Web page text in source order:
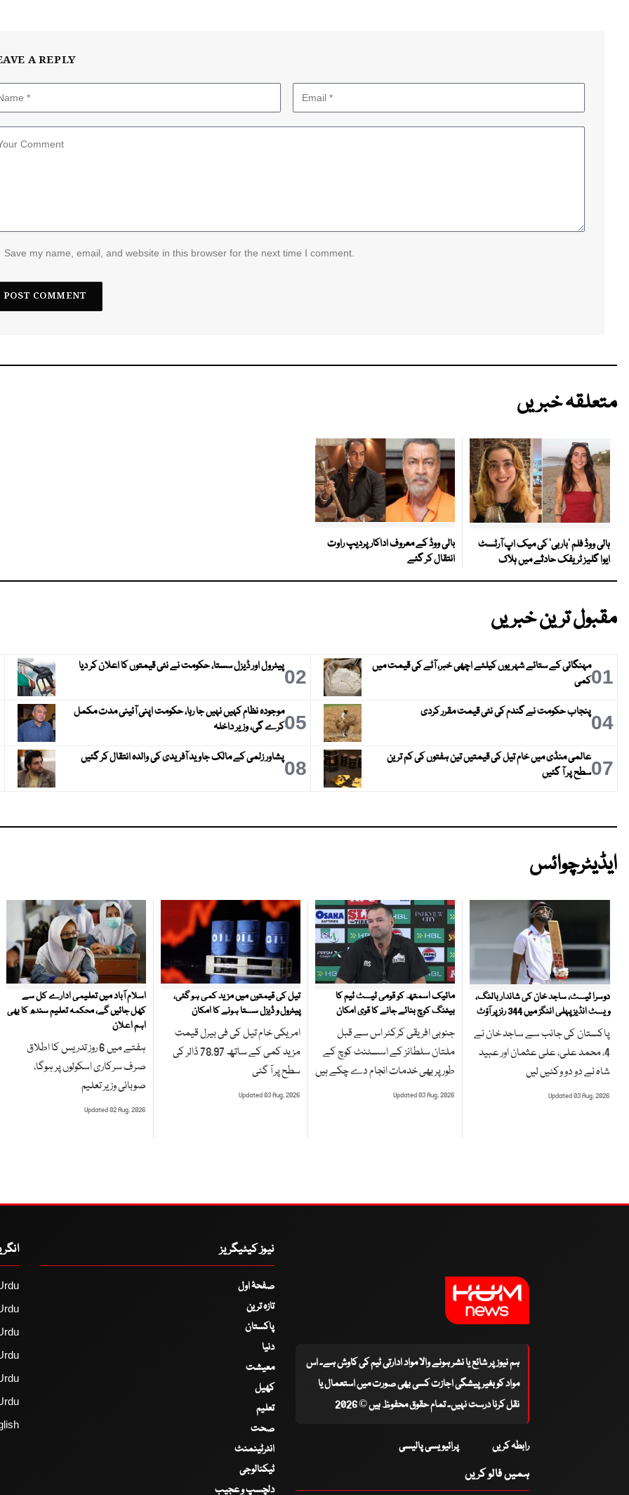
A REPLY
Save my name, email, and website in this browser for the next time I comment.
متعلقہ خبریں
ہالی ووڈ فلم ’باربی‘ کی میک اپ آرٹسٹ
ایوا گلیز ٹریفک حادثے میں ہلاک
بالی ووڈ کے معروف اداکار پردیپ راوت
انتقال کر گئے
مقبول ترین خبریں
01مہنگائی کے ستائے شہریوں کیلئے اچھی خبر، آٹے کی قیمت میں
کمی
02پیٹرول اور ڈیزل سستا، حکومت نے نئی قیمتوں کا اعلان کر دیا
04پنجاب حکومت نے گندم کی نئی قیمت مقرر کردی 05موجودہ نظام کہیں نہیں جا رہا، حکومت اپنی آئینی مدت مکمل
کرے گی، وزیر داخلہ
07عالمی منڈی میں خام تیل کی قیمتیں تین ہفتوں کی کم ترین
سطح پر آ گئیں
08پشاور زلمی کے مالک جاوید آفریدی کی والدہ انتقال کر گئیں
ایڈیٹرچوائس
دوسرا ٹیسٹ، ساجد خان کی شاندار بالنگ،
ویسٹ انڈیز پہلی اننگز میں 344 رنز پر آؤٹ
پاکستان کی جانب سے ساجد خان نے
4، محمد علی، علی عثمان اور عبید
شاہ نے دو دو وکٹیں لیں
Updated 03 Aug, 2026
مائیک اسمتھ کو قومی ٹیسٹ ٹیم کا
بیٹنگ کوچ بنائے جانے کا قوی امکان
جنوبی افریقی کرکٹر اس سے قبل
ملتان سلطانز کے اسسٹنٹ کوچ کے
طور پر بھی خدمات انجام دے چکے ہیں
Updated 03 Aug, 2026
تیل کی قیمتوں میں مزید کمی ہو گئی،
پیٹرول و ڈیزل سستا ہونے کا امکان
امریکی خام تیل کی فی بیرل قیمت
مزید کمی کے ساتھ 78.97 ڈالر کی
سطح پر آ گئی
Updated 03 Aug, 2026
اسلام آباد میں تعلیمی ادارے کل سے
کھل جائیں گے، محکمہ تعلیم سندھ کا بھی
اہم اعلان
ہفتے میں 6 روز تدریس کا اطلاق
صرف سرکاری اسکولوں پر ہوگا،
صوبائی وزیر تعلیم
Updated 02 Aug, 2026
ہم نیوز پر شائع یا نشر ہونے والا مواد ادارتی ٹیم کی کاوش ہے۔ اس
مواد کو بغیر پیشگی اجازت کسی بھی صورت میں استعمال یا
نقل کرنا درست نہیں۔ تمام حقوق محفوظ ہیں © 2026
رابطہ کریں پرائیویسی پالیسی
ہمیں فالو کریں
نیوز کیٹیگریز
صفحۂ اول
تازہ ترین
پاکستان
دنیا
معیشت
کھیل
تعلیم
صحت
انٹرٹینمنٹ
ٹیکنالوجی
دلچسپ و عجیب